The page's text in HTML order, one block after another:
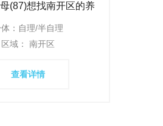
(87)想找南开区的养
：自理/半自理
区域： 南开区
查看详情